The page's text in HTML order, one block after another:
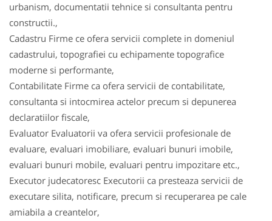
urbanism, documentatii tehnice si consultanta pentru
constructii.,
Cadastru Firme ce ofera servicii complete in domeniul
cadastrului, topografiei cu echipamente topografice
moderne si performante,
Contabilitate Firme ca ofera servicii de contabilitate,
consultanta si intocmirea actelor precum si depunerea
declaratiilor fiscale,
Evaluator Evaluatorii va ofera servicii profesionale de
evaluare, evaluari imobiliare, evaluari bunuri imobile,
evaluari bunuri mobile, evaluari pentru impozitare etc.,
Executor judecatoresc Executorii ca presteaza servicii de
executare silita, notificare, precum si recuperarea pe cale
amiabila a creantelor,